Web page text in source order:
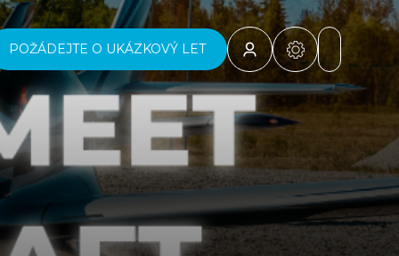
POŽÁDEJTE O UKÁZKOVÝ LET